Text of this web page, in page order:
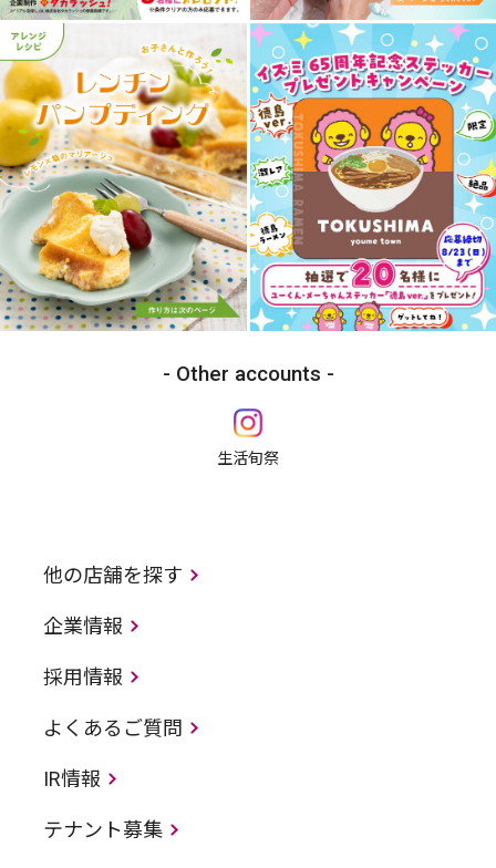
Other accounts
生活旬祭
他の店舗を探す
企業情報
採用情報
よくあるご質問
IR情報
テナント募集